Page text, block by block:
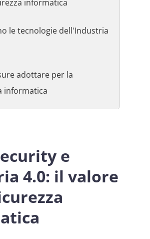
informatica
le tecnologie dell'Industria
adottare per la
informatica
e
4.0: il valore